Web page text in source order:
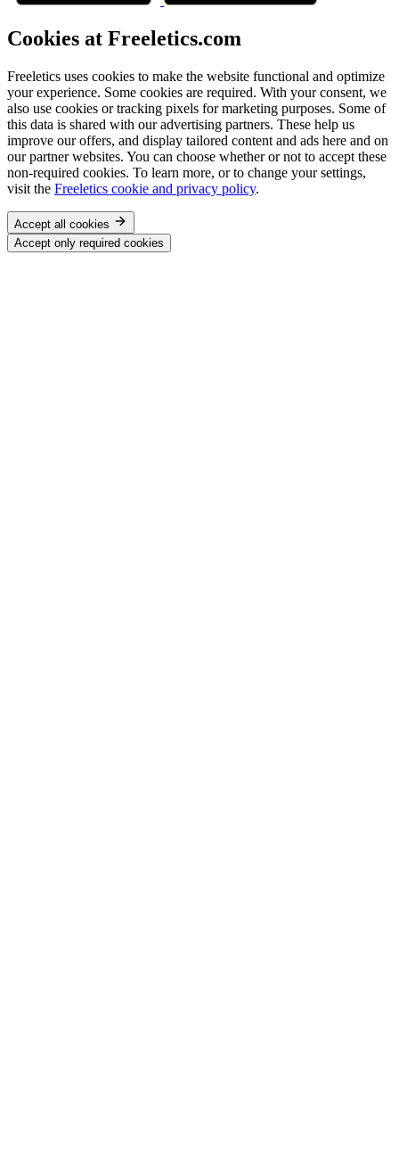
Cookies at Freeletics.com
Freeletics uses cookies to make the website functional and optimize
your experience. Some cookies are required. With your consent, we
also use cookies or tracking pixels for marketing purposes. Some of
this data is shared with our advertising partners. These help us
improve our offers, and display tailored content and ads here and on
our partner websites. You can choose whether or not to accept these
non-required cookies. To learn more, or to change your settings,
visit the Freeletics cookie and privacy policy.
Accept all cookies
Accept only required cookies